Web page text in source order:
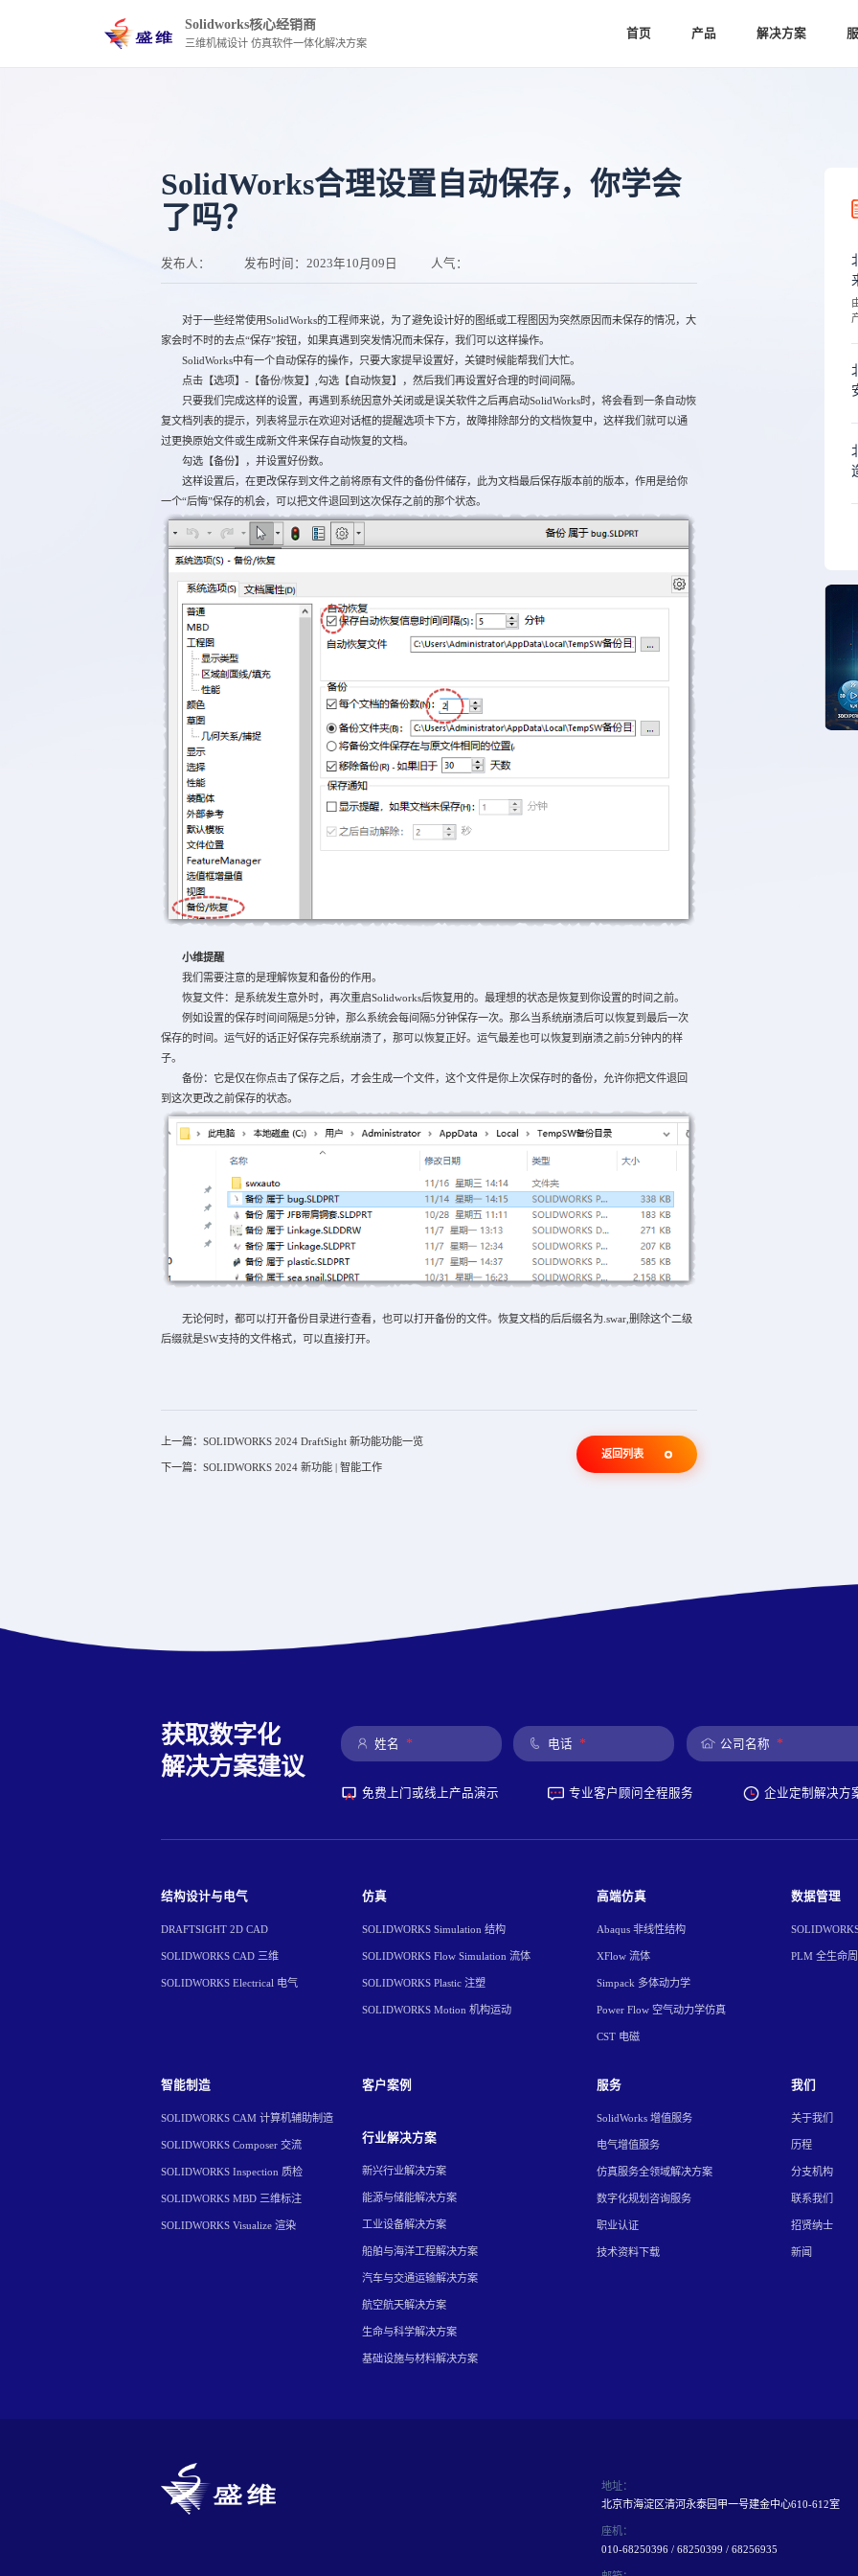
Solidworks核心经销商
三维机械设计 仿真软件一体化解决方案
首页 产品 解决方案
SolidWorks合理设置自动保存，你学会
了吗？
发布人： 发布时间： 2023年10月09日 人气：
对于一些经常使用SolidWorks的工程师来说，为了避免设计好的图纸或工程图因为突然原因而未保存的情况，大
家会时不时的去点“保存”按钮，如果真遇到突发情况而未保存，我们可以这样操作。
SolidWorks中有一个自动保存的操作，只要大家提早设置好，关键时候能帮我们大忙。
点击【选项】-【备份/恢复】,勾选【自动恢复】，然后我们再设置好合理的时间间隔。
只要我们完成这样的设置，再遇到系统因意外关闭或是误关软件之后再启动SolidWorks时，将会看到一条自动恢
复文档列表的提示，列表将显示在欢迎对话框的提醒选项卡下方，故障排除部分的文档恢复中，这样我们就可以通
过更换原始文件或生成新文件来保存自动恢复的文档。
勾选【备份】，并设置好份数。
这样设置后，在更改保存到文件之前将原有文件的备份件储存，此为文档最后保存版本前的版本，作用是给你
一个“后悔”保存的机会，可以把文件退回到这次保存之前的那个状态。
小维提醒
我们需要注意的是理解恢复和备份的作用。
恢复文件：是系统发生意外时，再次重启Solidworks后恢复用的。最理想的状态是恢复到你设置的时间之前。
例如设置的保存时间间隔是5分钟，那么系统会每间隔5分钟保存一次。那么当系统崩溃后可以恢复到最后一次
保存的时间。运气好的话正好保存完系统崩溃了，那可以恢复正好。运气最差也可以恢复到崩溃之前5分钟内的样
子。
备份：它是仅在你点击了保存之后，才会生成一个文件，这个文件是你上次保存时的备份，允许你把文件退回
到这次更改之前保存的状态。
无论何时，都可以打开备份目录进行查看，也可以打开备份的文件。恢复文档的后后缀名为.swar,删除这个二级
后缀就是SW支持的文件格式，可以直接打开。
上一篇：SOLIDWORKS 2024 DraftSight 新功能功能一览
下一篇：SOLIDWORKS 2024 新功能 | 智能工作
返回列表
获取数字化
解决方案建议
姓名 * 电话 * 公司名称 *
免费上门或线上产品演示 专业客户顾问全程服务 企业定制解决方
结构设计与电气
DRAFTSIGHT 2D CAD
SOLIDWORKS CAD 三维
SOLIDWORKS Electrical 电气
仿真
SOLIDWORKS Simulation 结构
SOLIDWORKS Flow Simulation 流体
SOLIDWORKS Plastic 注塑
SOLIDWORKS Motion 机构运动
高端仿真
Abaqus 非线性结构
XFlow 流体
Simpack 多体动力学
Power Flow 空气动力学仿真
CST 电磁
数据管理
PLM 全生命
智能制造
SOLIDWORKS CAM 计算机辅助制造
SOLIDWORKS Composer 交流
SOLIDWORKS Inspection 质检
SOLIDWORKS MBD 三维标注
SOLIDWORKS Visualize 渲染
客户案例
行业解决方案
新兴行业解决方案
能源与储能解决方案
工业设备解决方案
船舶与海洋工程解决方案
汽车与交通运输解决方案
航空航天解决方案
生命与科学解决方案
基础设施与材料解决方案
服务
SolidWorks 增值服务
电气增值服务
仿真服务全领域解决方案
数字化规划咨询服务
职业认证
技术资料下载
我们
关于我们
历程
分支机构
联系我们
招贤纳士
新闻
地址：
北京市海淀区清河永泰园甲一号建金中心610-612室
座机：
010-68250396 / 68250399 / 68256935